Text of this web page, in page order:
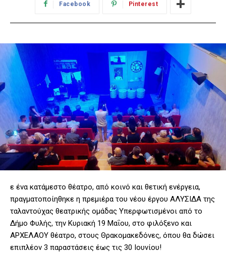
Facebook Pinterest
ε ένα κατάμεστο θέατρο, από κοινό και θετική ενέργεια,
πραγματοποίηθηκε η πρεμιέρα του νέου έργου ΑΛΥΣΙΔΑ της
ταλαντούχας θεατρικής ομάδας Υπερφωτισμένοι από το
Δήμο Φυλής, την Κυριακή 19 Μαΐου, στο φιλόξενο και
ΑΡΧΕΛΑΟΥ θέατρο, στους Θρακομακεδόνες, όπου θα δώσει
επιπλέον 3 παραστάσεις έως τις 30 Ιουνίου!